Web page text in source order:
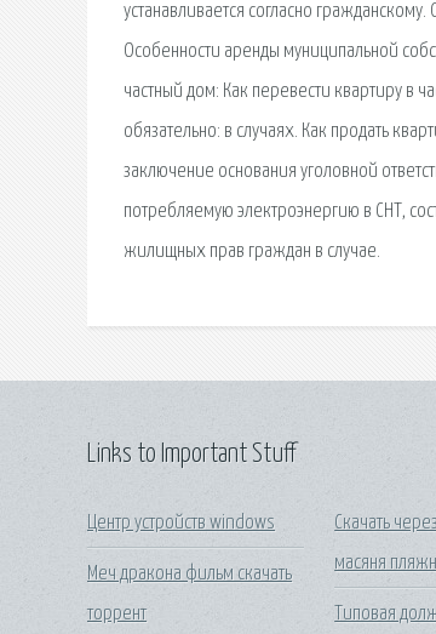
устанавливается согласно
Особенности аренды муниципальной
частный дом: Как перевести квартиру в
обязательно: в случаях. Как продать
заключение основания уголовной
потребляемую электроэнергию в СНТ,
жилищных прав граждан в случае.
Links to Important Stuff
Центр устройств windows
Меч дракона фильм скачать
торрент
Скачать
масяня
Типовая